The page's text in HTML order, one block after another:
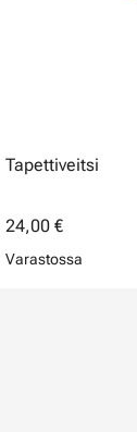
Tapettiveitsi
24,00 €
Varastossa